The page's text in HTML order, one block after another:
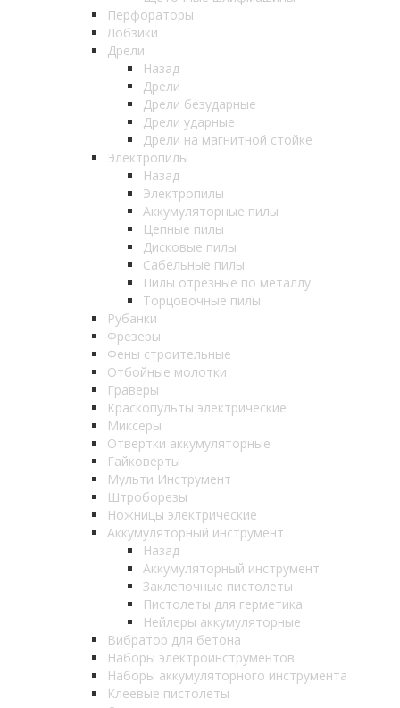
Перфораторы
Лобзики
Дрели
Назад
Дрели
Дрели безударные
Дрели ударные
Дрели на магнитной стойке
Электропилы
Назад
Электропилы
Аккумуляторные пилы
Цепные пилы
Дисковые пилы
Сабельные пилы
Пилы отрезные по металлу
Торцовочные пилы
Рубанки
Фрезеры
Фены строительные
Отбойные молотки
Граверы
Краскопульты электрические
Миксеры
Отвертки аккумуляторные
Гайковерты
Мульти Инструмент
Штроборезы
Ножницы электрические
Аккумуляторный инструмент
Назад
Аккумуляторный инструмент
Заклепочные пистолеты
Пистолеты для герметика
Нейлеры аккумуляторные
Вибратор для бетона
Наборы электроинструментов
Наборы аккумуляторного инструмента
Клеевые пистолеты